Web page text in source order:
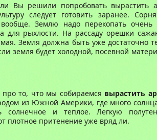
Вы решили попробовать вырастить
следует готовить заранее.
Землю надо перекопать
для рыхлости. На рассаду орешки
Земля должна быть уже достаточно
земля будет холодной, посевной
то, что мы собираемся вырастить
из Южной Америки, где много
солнечное и теплое. Легкую
плотное притенение уже вряд ли.